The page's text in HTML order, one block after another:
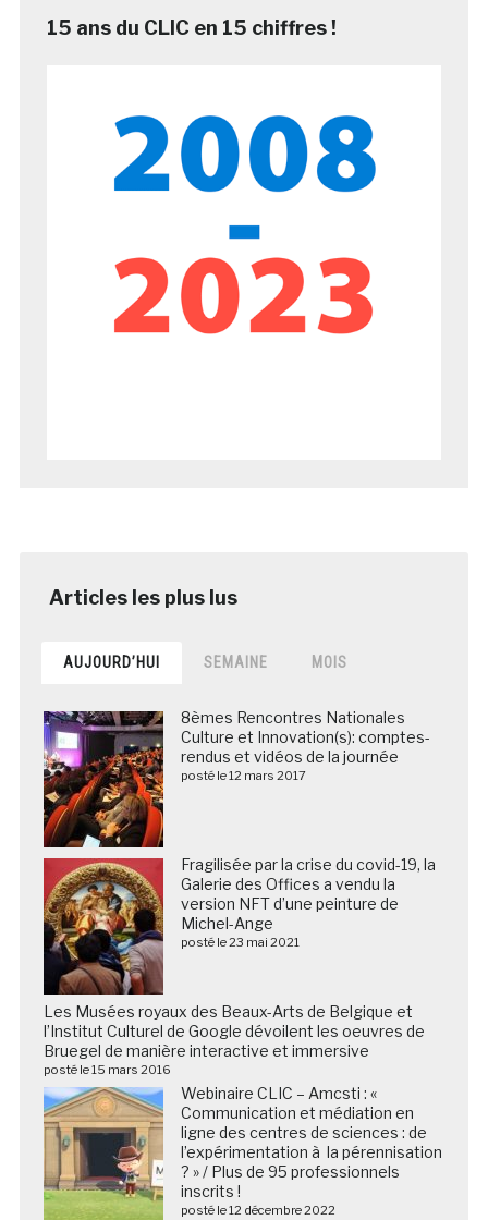
15 ans du CLIC en 15 chiffres !
AUJOURD’HUI SEMAINE MOIS
8èmes Rencontres Nationales
Culture et Innovation(s): comptes-
rendus et vidéos de la journée
posté le 12 mars 2017
Fragilisée par la crise du covid-19, la
Galerie des Offices a vendu la
version NFT d’une peinture de
Michel-Ange
posté le 23 mai 2021
Les Musées royaux des Beaux-Arts de Belgique et
l’Institut Culturel de Google dévoilent les oeuvres de
Bruegel de manière interactive et immersive
posté le 15 mars 2016
Webinaire CLIC – Amcsti : «
Communication et médiation en
ligne des centres de sciences : de
l’expérimentation à la pérennisation
? » / Plus de 95 professionnels
inscrits !
posté le 12 décembre 2022